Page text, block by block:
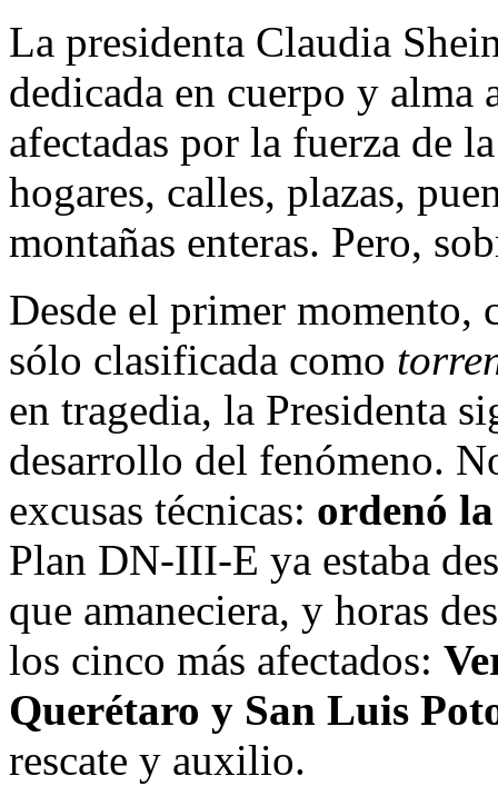
La presidenta Claudia
dedicada en cuerpo y
afectadas por la fuerza de
hogares, calles, plazas,
montañas enteras. Pero,
Desde el primer momento,
sólo clasificada como
en tragedia, la Presidenta
desarrollo del fenómeno.
excusas técnicas: ordenó
Plan DN-III-E ya estaba
que amaneciera, y horas
los cinco más afectados:
Querétaro y San Luis
rescate y auxilio.